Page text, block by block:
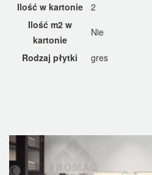
Ilość w kartonie
2
Ilość m2 w
kartonie
Nie
Rodzaj płytki gres